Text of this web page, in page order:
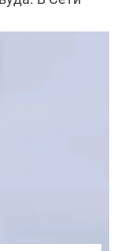
что
не из-за
в
из-за
и genes
и
красота